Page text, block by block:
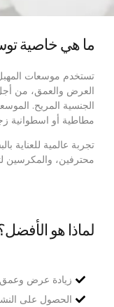
ما هي خاصية
تستخدم موسعات المهبل
العرض والعمق، من
الجنسية المريح.
مطاطية أو اسطوانية
تجربة عالمية للعناية
محترفين، والمكرسين
لماذا هو
زيادة عرض
الحصول على